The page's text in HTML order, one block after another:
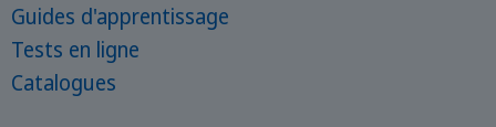
Guides d'apprentissage
Tests en ligne
Catalogues